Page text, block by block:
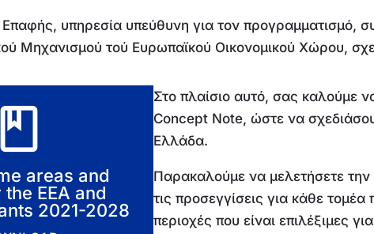
υπηρεσία υπεύθυνη για τον προγραμματισμό,
Μηχανισμού τού Ευρωπαϊκού Οικονομικού Χώρου,
book
areas and
EEA and
2021-2028
Στο πλαίσιο αυτό, σας καλούμε
Concept Note, ώστε να
Ελλάδα.
Παρακαλούμε να μελετήσετε την
τις προσεγγίσεις για κάθε
περιοχές που είναι επιλέξιμες